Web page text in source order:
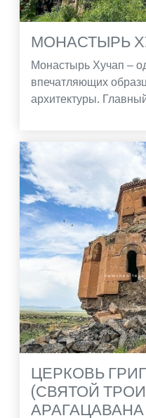
МОНАСТЫРЬ
Монастырь Хучап –
впечатляющих
архитектуры.
ЦЕРКОВЬ
(СВЯТОЙ
АРАГАЦАВАНА